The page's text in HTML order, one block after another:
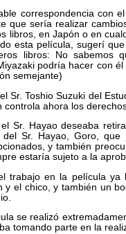
correspondencia con
que sería realizar
libros, en Japón o en
esta película, sugerí
libros: No sabemos
podría hacer con
semejante)
Sr. Toshio Suzuki del
controla ahora los
Sr. Hayao deseaba
Sr. Hayao, Goro,
y también
estaría sujeto a la
trabajo en la película
y el chico, y también un
se realizó
tomando parte en la